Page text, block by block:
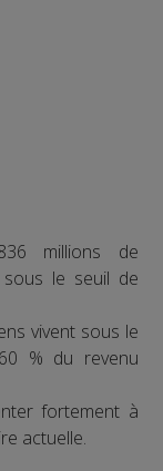
millions de
le seuil de
vivent sous le
% du revenu
fortement à
actuelle.